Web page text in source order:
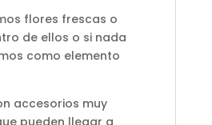
flores frescas o
de ellos o si nada
como elemento
accesorios muy